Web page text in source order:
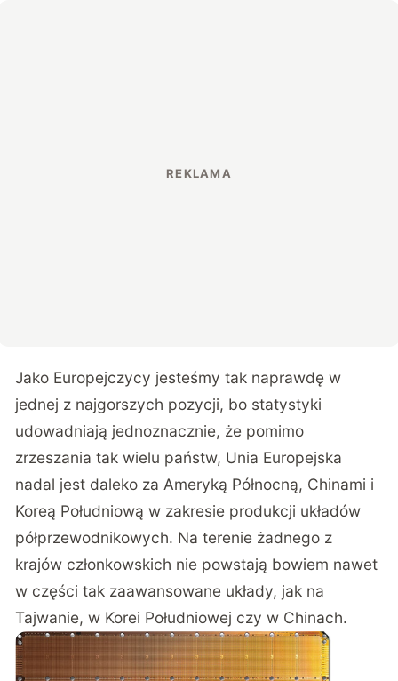
Jako Europejczycy jesteśmy tak naprawdę w
jednej z najgorszych pozycji, bo statystyki
udowadniają jednoznacznie, że pomimo
zrzeszania tak wielu państw, Unia Europejska
nadal jest daleko za Ameryką Północną, Chinami i
Koreą Południową w zakresie produkcji układów
półprzewodnikowych. Na terenie żadnego z
krajów członkowskich nie powstają bowiem nawet
w części tak zaawansowane układy, jak na
Tajwanie, w Korei Południowej czy w Chinach.